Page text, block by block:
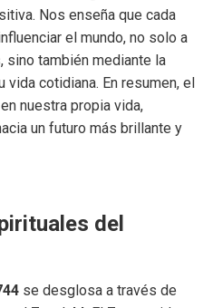
Nos enseña que cada
el mundo, no solo a
sino también mediante la
vida cotidiana. En resumen, el
nuestra propia vida,
un futuro más brillante y
del
se desglosa a través de